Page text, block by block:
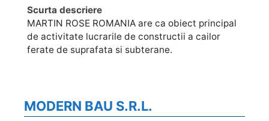
Scurta descriere
MARTIN ROSE ROMANIA are ca obiect principal
de activitate lucrarile de constructii a cailor
ferate de suprafata si subterane.
MODERN BAU S.R.L.